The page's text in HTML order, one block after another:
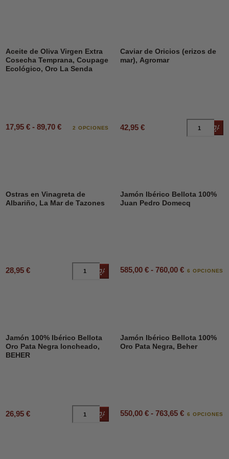
Aceite de Oliva Virgen Extra
Cosecha Temprana, Coupage
Ecológico, Oro La Senda
17,95 € - 89,70 € 2 OPCIONES
Caviar de Oricios (erizos de
mar), Agromar
42,95 €
Ostras en Vinagreta de
Albariño, La Mar de Tazones
28,95 € Añadir al carrito
Jamón Ibérico Bellota 100%
Juan Pedro Domecq
585,00 € - 760,00 € 6 OPCIONES
Jamón 100% Ibérico Bellota
Oro Pata Negra loncheado,
BEHER
26,95 € Añadir al carrito
Jamón Ibérico Bellota 100%
Oro Pata Negra, Beher
550,00 € - 763,65 € 6 OPCIONES